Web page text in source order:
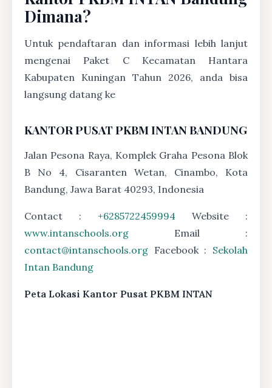
Dimana?
Untuk pendaftaran dan informasi lebih lanjut
mengenai Paket C Kecamatan Hantara
Kabupaten Kuningan Tahun 2026, anda bisa
langsung datang ke
KANTOR PUSAT PKBM INTAN BANDUNG
Jalan Pesona Raya, Komplek Graha Pesona Blok
B No 4, Cisaranten Wetan, Cinambo, Kota
Bandung, Jawa Barat 40293, Indonesia
Contact : +6285722459994 Website :
www.intanschools.org Email :
contact@intanschools.org Facebook : Sekolah
Intan Bandung
Peta Lokasi Kantor Pusat PKBM INTAN